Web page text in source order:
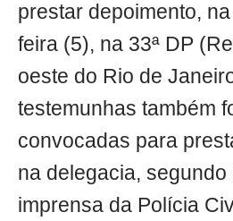
prestar depoimento,
feira (5), na 33ª DP
oeste do Rio de
testemunhas também
convocadas para
na delegacia,
imprensa da Polícia